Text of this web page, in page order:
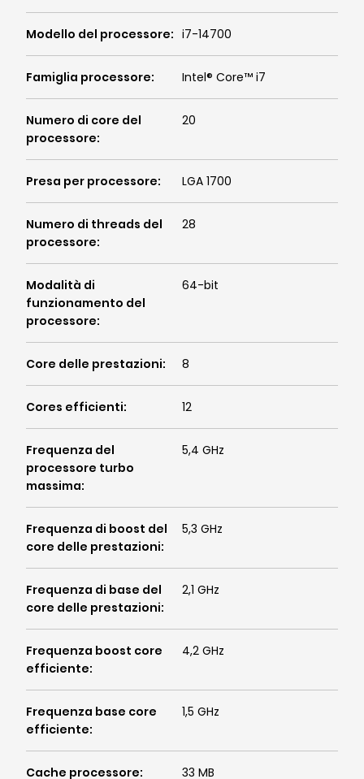
Modello del processore: i7-14700
Famiglia processore: Intel® Core™ i7
Numero di core del
processore:
20
Presa per processore: LGA 1700
Numero di threads del
processore:
28
Modalità di
funzionamento del
processore:
64-bit
Core delle prestazioni: 8
Cores efficienti: 12
Frequenza del
processore turbo
massima:
5,4 GHz
Frequenza di boost del
core delle prestazioni:
5,3 GHz
Frequenza di base del
core delle prestazioni:
2,1 GHz
Frequenza boost core
efficiente:
4,2 GHz
Frequenza base core
efficiente:
1,5 GHz
Cache processore: 33 MB